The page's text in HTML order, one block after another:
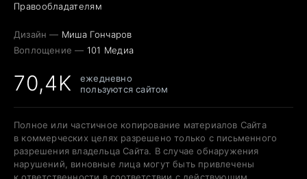
Правообладателям
Дизайн — Миша Гончаров
Воплощение — 101 Медиа
70,4K
ежедневно
пользуются сайтом
Полное или частичное копирование материалов Сайта
в коммерческих целях разрешено только с письменного
разрешения владельца Сайта. В случае обнаружения
нарушений, виновные лица могут быть привлечены